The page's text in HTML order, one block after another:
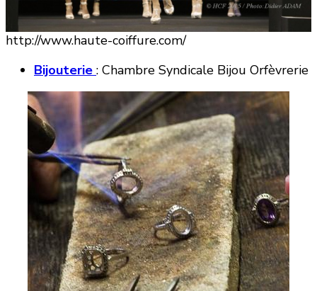
http://www.haute-coiffure.com/
Bijouterie : Chambre Syndicale Bijou Orfèvrerie